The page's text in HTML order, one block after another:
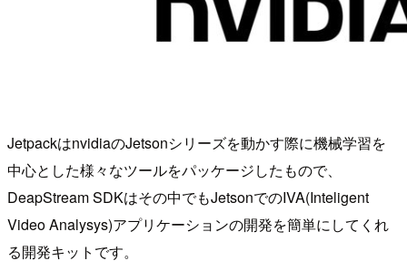
JetpackはnvidiaのJetsonシリーズを動かす際に機械学習を
中心とした様々なツールをパッケージしたもので、
DeapStream SDKはその中でもJetsonでのIVA(Inteligent
Video Analysys)アプリケーションの開発を簡単にしてくれ
る開発キットです。